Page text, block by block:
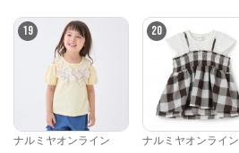
19
ナルミヤオンライン
20
ナルミヤオンライン